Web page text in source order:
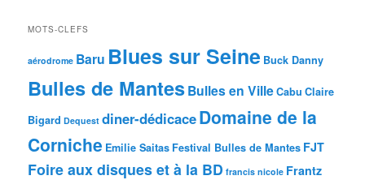
MOTS-CLEFS
aérodrome Baru Blues sur Seine Buck Danny
Bulles de MantesBulles en VilleCabu Claire
Bigard Dequest diner-dédicaceDomaine de la
Corniche Emilie Saitas Festival Bulles de Mantes FJT
Foire aux disques et à la BD francis nicole Frantz